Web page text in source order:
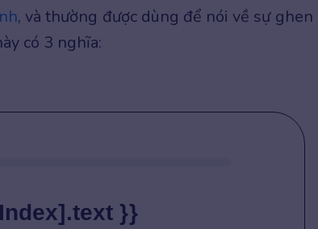
, và thường được dùng để nói về sự ghen
có 3 nghĩa:
}}